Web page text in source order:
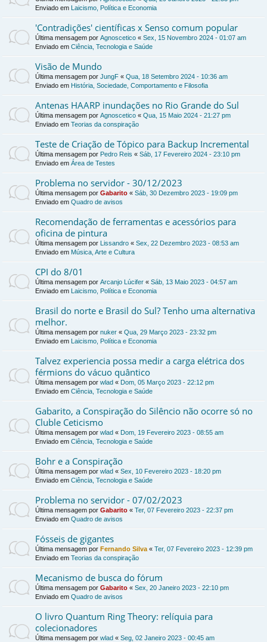
Enviado em Laicismo, Política e Economia
'Contradições' científicas x Senso comum popular
Última mensagem por Agnoscetico « Sex, 15 Novembro 2024 - 01:07 am
Enviado em Ciência, Tecnologia e Saúde
Visão de Mundo
Última mensagem por JungF « Qua, 18 Setembro 2024 - 10:36 am
Enviado em História, Sociedade, Comportamento e Filosofia
Antenas HAARP inundações no Rio Grande do Sul
Última mensagem por Agnoscetico « Qua, 15 Maio 2024 - 21:27 pm
Enviado em Teorias da conspiração
Teste de Criação de Tópico para Backup Incremental
Última mensagem por Pedro Reis « Sáb, 17 Fevereiro 2024 - 23:10 pm
Enviado em Área de Testes
Problema no servidor - 30/12/2023
Última mensagem por Gabarito « Sáb, 30 Dezembro 2023 - 19:09 pm
Enviado em Quadro de avisos
Recomendação de ferramentas e acessórios para
oficina de pintura
Última mensagem por Lissandro « Sex, 22 Dezembro 2023 - 08:53 am
Enviado em Música, Arte e Cultura
CPI do 8/01
Última mensagem por Arcanjo Lúcifer « Sáb, 13 Maio 2023 - 04:57 am
Enviado em Laicismo, Política e Economia
Brasil do norte e Brasil do Sul? Tenho uma alternativa
melhor.
Última mensagem por nuker « Qua, 29 Março 2023 - 23:32 pm
Enviado em Laicismo, Política e Economia
Talvez experiencia possa medir a carga elétrica dos
férmions do vácuo quântico
Última mensagem por wlad « Dom, 05 Março 2023 - 22:12 pm
Enviado em Ciência, Tecnologia e Saúde
Gabarito, a Conspiração do Silêncio não ocorre só no
Cluble Ceticismo
Última mensagem por wlad « Dom, 19 Fevereiro 2023 - 08:55 am
Enviado em Ciência, Tecnologia e Saúde
Bohr e a Conspiração
Última mensagem por wlad « Sex, 10 Fevereiro 2023 - 18:20 pm
Enviado em Ciência, Tecnologia e Saúde
Problema no servidor - 07/02/2023
Última mensagem por Gabarito « Ter, 07 Fevereiro 2023 - 22:37 pm
Enviado em Quadro de avisos
Fósseis de gigantes
Última mensagem por Fernando Silva « Ter, 07 Fevereiro 2023 - 12:39 pm
Enviado em Teorias da conspiração
Mecanismo de busca do fórum
Última mensagem por Gabarito « Sex, 20 Janeiro 2023 - 22:10 pm
Enviado em Quadro de avisos
O livro Quantum Ring Theory: relíquia para
colecionadores
Última mensagem por wlad « Seg, 02 Janeiro 2023 - 00:45 am